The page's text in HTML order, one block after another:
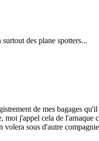
des plane spotters...
de mes bagages
j'appel cela de l'arnaque
sous d'autre